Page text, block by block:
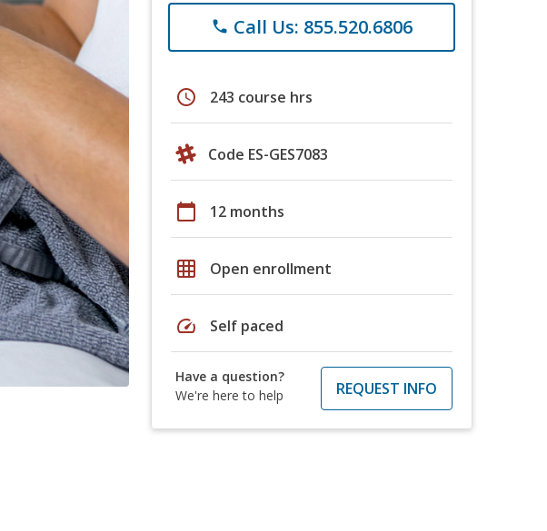
phone Call Us: 855.520.6806
schedule 243 course hrs
Code ES-GES7083
calendar_today 12 months
grid_on Open enrollment
speed Self paced
Have a question?
We're here to help
REQUEST INFO